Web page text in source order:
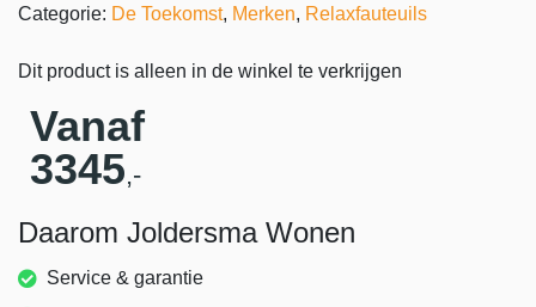
Categorie: De Toekomst, Merken, Relaxfauteuils
Dit product is alleen in de winkel te verkrijgen
Vanaf
3345,-
Daarom Joldersma Wonen
Service & garantie